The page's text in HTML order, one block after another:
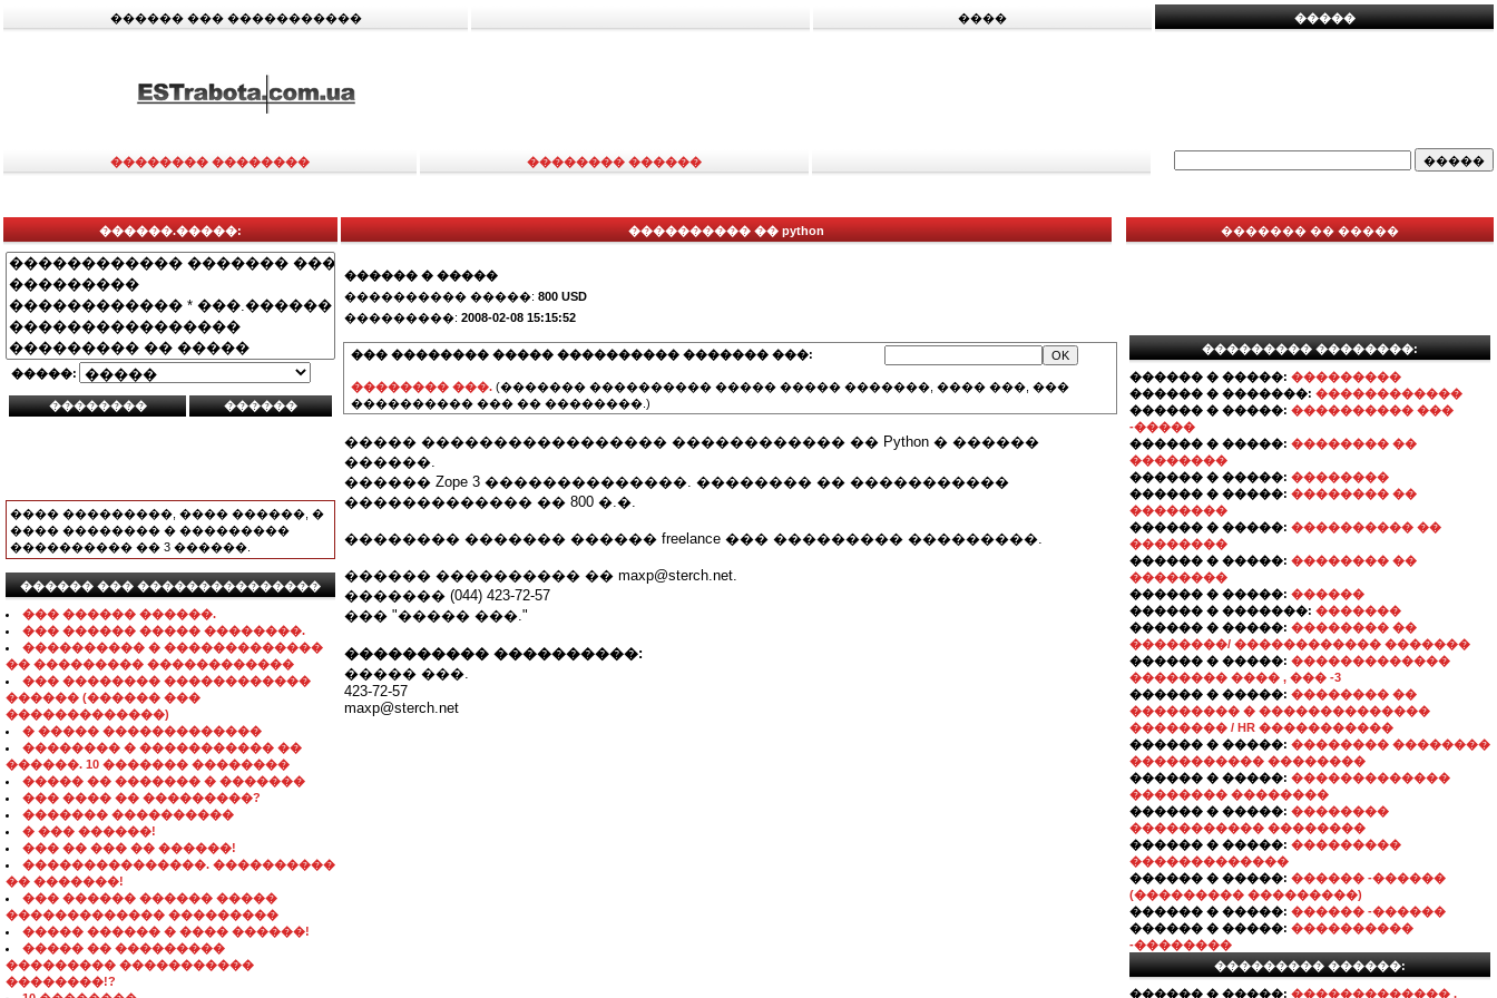
������ ��� ����������� ���� �����
�������� �������� �������� ������
������.�����:
�����:
���� ���������, ���� ������, �
���� �������� � ���������
���������� �� 3 ������.
������ ��� ���������������
��� ������ ������.
��� ������ ����� ��������.
���������� � �������������
�� ��������� ������������
��� �������� ������������
������ (������ ���
�������������)
� ����� �������������
�������� � ����������� ��
������. 10 ������� ��������
����� �� ������� � �������
��� ���� �� ���������?
������� ����������
� ��� ������!
��� �� ��� �� ������!
���������������. ����������
�� �������!
��� ������ ������ �����
������������� ���������
����� ������ � ���� ������!
����� �� ���������
��������� �����������
��������!?
���������� �� python
������ � �����
���������� �����: 800 USD
���������: 2008-02-08 15:15:52
��� �������� ����� ���������� ������� ���:
�������� ���. (������� ���������� ����� ����� �������, ���� ���, ���
���������� ��� �� ��������.)
����� ����������������� ������������ �� Python � ������
������.
������ Zope 3 ��������������. �������� �� �����������
������������� �� 800 �.�.
�������� ������� ������ freelance ��� ��������� ���������.
������ ���������� �� maxp@sterch.net.
������� (044) 423-72-57
��� "����� ���."
���������� ����������:
����� ���.
423-72-57
maxp@sterch.net
������� �� �����
��������� ��������:
������ � �����: ���������
������ � �������: ������������
������ � �����: ���������� ���
-�����
������ � �����: �������� ��
��������
������ � �����: ��������
������ � �����: �������� ��
��������
������ � �����: ���������� ��
��������
������ � �����: �������� ��
��������
������ � �����: ������
������ � �������: �������
������ � �����: �������� ��
��������/ ������������ �������
������ � �����: �������������
�������� ���� , ��� -3
������ � �����: �������� ��
��������� � ��������������
�������� / HR �����������
������ � �����: �������� ��������
����������� ��������
������ � �����: �������������
�������� ��������
������ � �����: ��������
����������� ��������
������ � �����: ���������
�������������
������ � �����: ������ -������
(��������� ���������)
������ � �����: ������ -������
������ � �����: ����������
-��������
��������� ������:
������ � �����: ������������� ,